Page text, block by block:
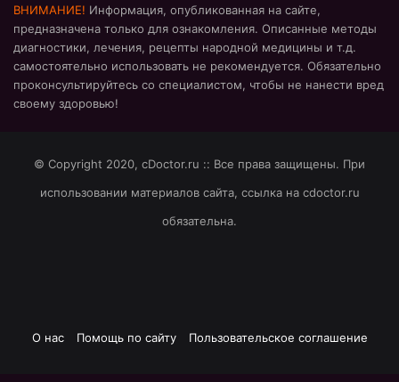
ВНИМАНИЕ! Информация, опубликованная на сайте,
предназначена только для ознакомления. Описанные методы
диагностики, лечения, рецепты народной медицины и т.д.
самостоятельно использовать не рекомендуется. Обязательно
проконсультируйтесь со специалистом, чтобы не нанести вред
своему здоровью!
© Copyright 2020, cDoctor.ru :: Все права защищены. При
использовании материалов сайта, ссылка на cdoctor.ru
обязательна.
О нас Помощь по сайту Пользовательское соглашение